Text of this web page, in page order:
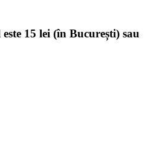
15 lei (în București) sau